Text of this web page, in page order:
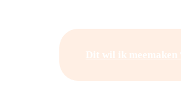
Dit wil ik